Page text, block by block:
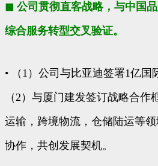
◼ 公司贯彻直客战略，与中国
综合服务转型交叉验证。
• （1）公司与比亚迪签署1亿国
（2）与厦门建发签订战略合
运输，跨境物流，仓储陆运等
协作，共创发展契机。